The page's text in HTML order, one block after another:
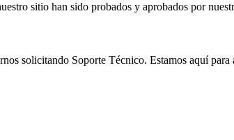
sitio han sido probados y aprobados por
solicitando Soporte Técnico. Estamos aquí